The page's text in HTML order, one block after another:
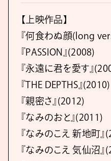
【上映作品】
『何食わぬ顔(long
『PASSION』(2008)
『永遠に君を愛す』
『THE DEPTHS』(2010)
『親密さ』(2012)
『なみのおと』(2011)
『なみのこえ 新地町』
『なみのこえ 気仙沼』